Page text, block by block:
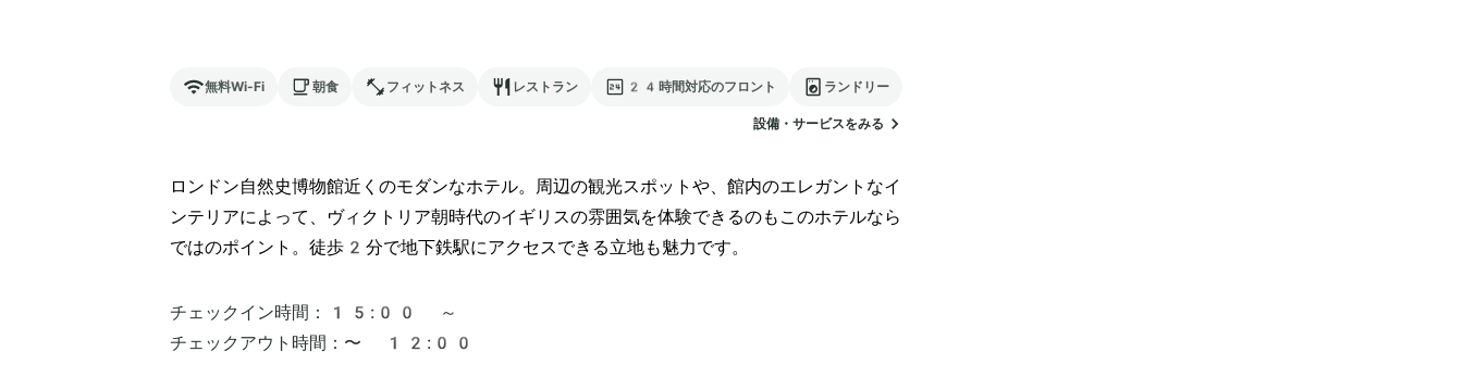
無料Wi-Fi 朝食 フィットネス レストラン 24時間対応のフロント ランドリー
設備・サービスをみる
ロンドン自然史博物館近くのモダンなホテル。周辺の観光スポットや、館内のエレガントなイ
ンテリアによって、ヴィクトリア朝時代のイギリスの雰囲気を体験できるのもこのホテルなら
ではのポイント。徒歩2分で地下鉄駅にアクセスできる立地も魅力です。
チェックイン時間：
15:00 ～
チェックアウト時間： 〜 12:00